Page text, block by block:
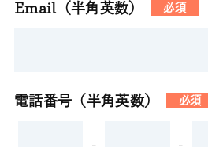
Email（半角英数） 必須
電話番号（半角英数） 必須
- -